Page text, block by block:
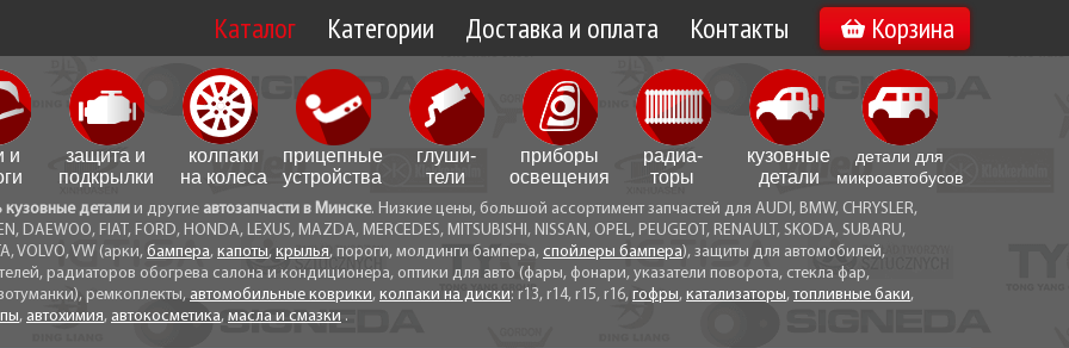
Каталог Категории Доставка и оплата
Доставка по Минску
Доставка по Беларуси
Самовывоз
Способы оплаты
Контакты
Вакансии
Корзина
и
защита и
подкрылки
колпаки
на колеса
прицепные
устройства
глуши­
тели
приборы
освещения
радиа­
торы
кузовные
детали
детали для
микро­автобусов
кузовные детали и другие автозапчасти в Минске. Низкие цены, большой ассортимент запчастей для AUDI, BMW, CHRYSLER,
DAEWOO, FIAT, FORD, HONDA, LEXUS, MAZDA, MERCEDES, MITSUBISHI, NISSAN, OPEL, PEUGEOT, RENAULT, SKODA, SUBARU,
VOLVO, VW (арки, бампера, капоты, крылья, пороги, молдинги бампера, спойлеры бампера), защиты для автомобилей,
радиаторов обогрева салона и кондиционера, оптики для авто (фары, фонари, указатели поворота, стекла фар,
ремкоплекты, автомобильные коврики, колпаки на диски: r13, r14, r15, r16, гофры, катализаторы,топливные баки,
, автохимия, автокосметика, масла и смазки .